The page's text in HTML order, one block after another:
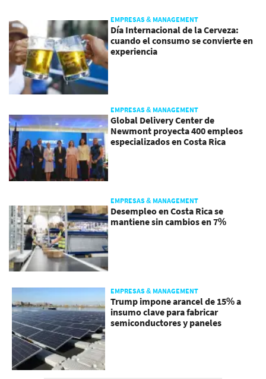
EMPRESAS & MANAGEMENT
Día Internacional de la Cerveza:
cuando el consumo se convierte en
experiencia
EMPRESAS & MANAGEMENT
Global Delivery Center de
Newmont proyecta 400 empleos
especializados en Costa Rica
EMPRESAS & MANAGEMENT
Desempleo en Costa Rica se
mantiene sin cambios en 7%
EMPRESAS & MANAGEMENT
Trump impone arancel de 15% a
insumo clave para fabricar
semiconductores y paneles